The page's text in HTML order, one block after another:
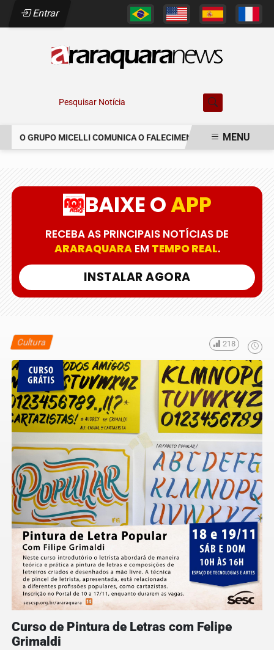
Entrar
Pesquisar Notícia
O GRUPO MICELLI COMUNICA O FALECIMENTO DO SR. MARCELO
MENU
BAIXE OAPP
RECEBA AS PRINCIPAIS NOTÍCIAS DE
ARARAQUARAEM TEMPO REAL.
INSTALAR AGORA
Cultura 218
Curso de Pintura de Letras com Felipe
Grimaldi